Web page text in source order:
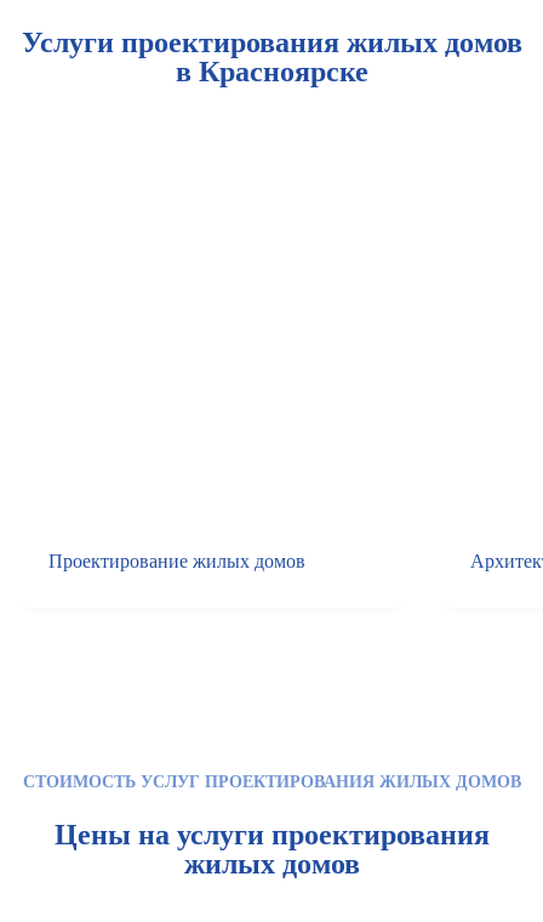
Услуги проектирования жилых домов
в Красноярске
Проектирование жилых домов
СТОИМОСТЬ УСЛУГ ПРОЕКТИРОВАНИЯ ЖИЛЫХ ДОМОВ
Цены на услуги проектирования
жилых домов